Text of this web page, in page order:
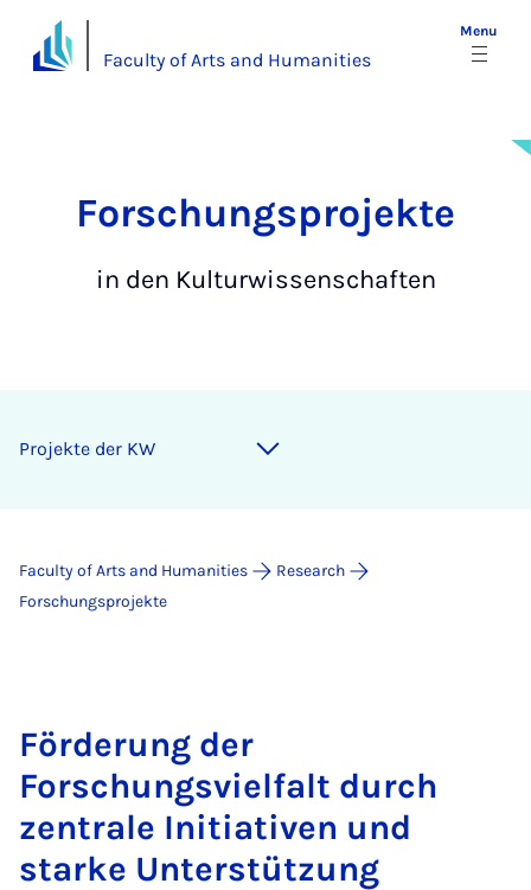
Faculty of Arts and Humanities
Menu
For­schung­s­­pro­jek­te
in den Kulturwissenschaften
Projekte der KW
Faculty of Arts and Humanities
Research
For­schungs­pro­jek­te
Förderung der
Forschungsvielfalt durch
zentrale Initiativen und
starke Unterstützung